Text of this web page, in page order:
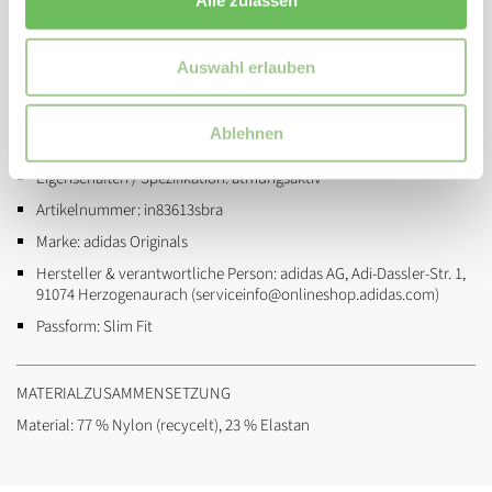
Auswahl erlauben
Ablehnen
erneuerbaren Ressourcen einzuschränken und den CO2-Fußabdruck
unserer Produkte zu verringern.
ZUSATZINFORMATIONEN
mit Rundhalsausschnitt
Eigenschaften / Spezifikation:atmungsaktiv
Artikelnummer:in83613sbra
Marke:adidas Originals
Hersteller & verantwortliche Person:adidas AG, Adi-Dassler-Str. 1,
91074 Herzogenaurach (serviceinfo@onlineshop.adidas.com)
Passform:Slim Fit
MATERIALZUSAMMENSETZUNG
Material: 77 % Nylon (recycelt), 23 % Elastan